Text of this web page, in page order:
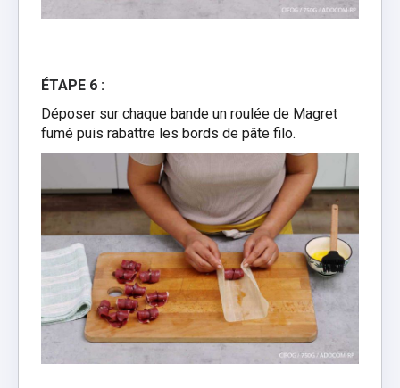
ÉTAPE 6 :
Déposer sur chaque bande un roulée de Magret
fumé puis rabattre les bords de pâte filo.